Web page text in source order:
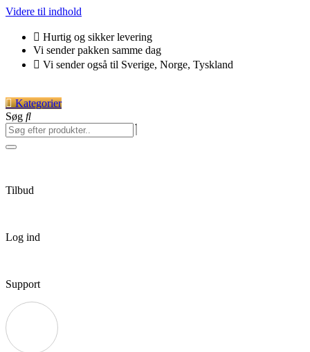
Videre til indhold
Hurtig og sikker levering
Vi sender pakken samme dag
Vi sender også til Sverige, Norge, Tyskland
Kategorier
Søg
Tilbud
Log ind
Support